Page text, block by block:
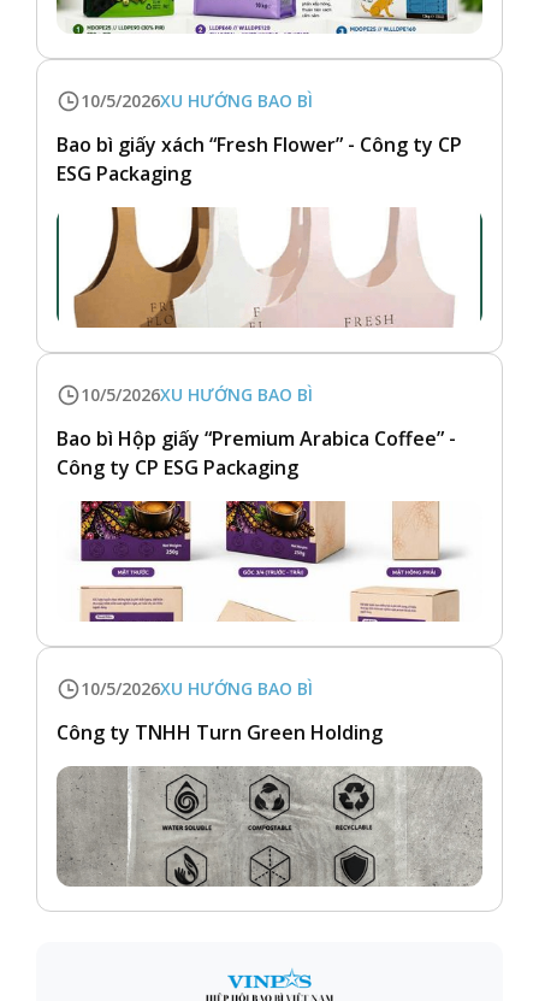
10/5/2026XU HƯỚNG BAO BÌ
Bao bì giấy xách “Fresh Flower” - Công ty CP
ESG Packaging
10/5/2026XU HƯỚNG BAO BÌ
Bao bì Hộp giấy “Premium Arabica Coffee” -
Công ty CP ESG Packaging
10/5/2026XU HƯỚNG BAO BÌ
Công ty TNHH Turn Green Holding